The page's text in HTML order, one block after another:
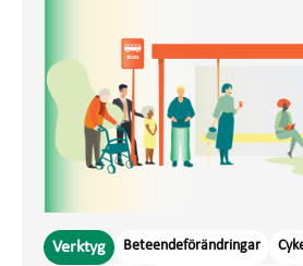
Verktyg Beteendeförändringar